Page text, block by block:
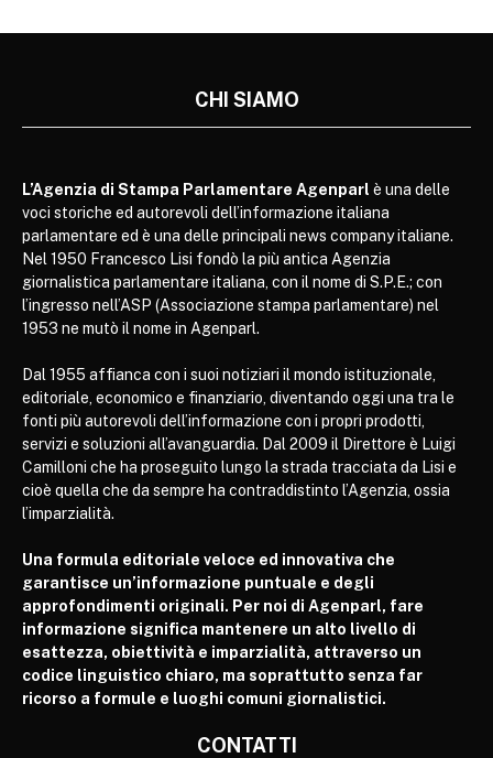
CHI SIAMO
L’Agenzia di Stampa Parlamentare Agenparl è una delle
voci storiche ed autorevoli dell’informazione italiana
parlamentare ed è una delle principali news company italiane.
Nel 1950 Francesco Lisi fondò la più antica Agenzia
giornalistica parlamentare italiana, con il nome di S.P.E.; con
l’ingresso nell’ASP (Associazione stampa parlamentare) nel
1953 ne mutò il nome in Agenparl.
Dal 1955 affianca con i suoi notiziari il mondo istituzionale,
editoriale, economico e finanziario, diventando oggi una tra le
fonti più autorevoli dell’informazione con i propri prodotti,
servizi e soluzioni all’avanguardia. Dal 2009 il Direttore è Luigi
Camilloni che ha proseguito lungo la strada tracciata da Lisi e
cioè quella che da sempre ha contraddistinto l’Agenzia, ossia
l’imparzialità.
Una formula editoriale veloce ed innovativa che
garantisce un’informazione puntuale e degli
approfondimenti originali. Per noi di Agenparl, fare
informazione significa mantenere un alto livello di
esattezza, obiettività e imparzialità, attraverso un
codice linguistico chiaro, ma soprattutto senza far
ricorso a formule e luoghi comuni giornalistici.
CONTATTI